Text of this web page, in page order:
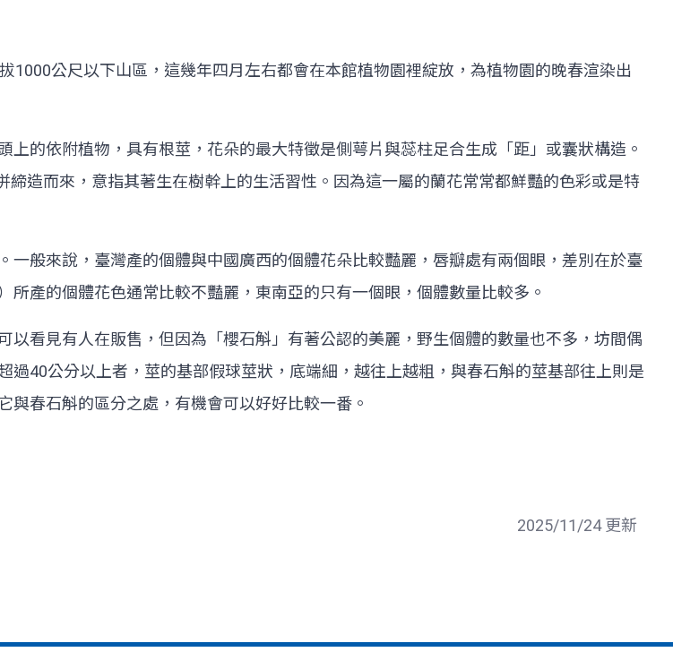
1000公尺以下山區，這幾年四月左右都會在本館植物園裡綻放，為植物園的晚春渲染出
上的依附植物，具有根莖，花朵的最大特徵是側萼片與蕊柱足合生成「距」或囊狀構造。
造而來，意指其著生在樹幹上的生活習性。因為這一屬的蘭花常常都鮮豔的色彩或是特
一般來說，臺灣產的個體與中國廣西的個體花朵比較豔麗，唇瓣處有兩個眼，差別在於臺
產的個體花色通常比較不豔麗，東南亞的只有一個眼，個體數量比較多。
以看見有人在販售，但因為「櫻石斛」有著公認的美麗，野生個體的數量也不多，坊間偶
40公分以上者，莖的基部假球莖狀，底端細，越往上越粗，與春石斛的莖基部往上則是
春石斛的區分之處，有機會可以好好比較一番。
2025/11/24 更新